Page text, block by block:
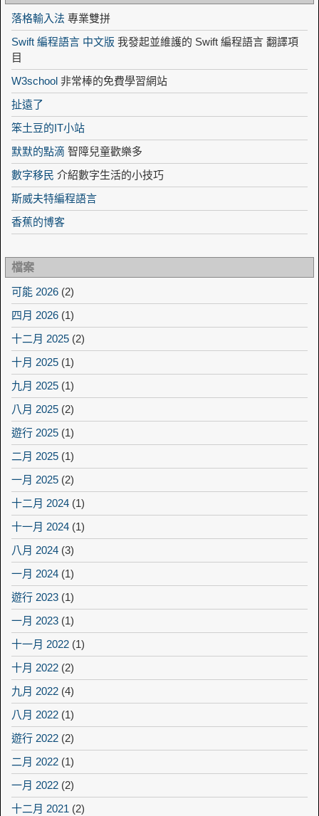
落格輸入法 專業雙拼
Swift 編程語言 中文版 我發起並維護的 Swift 編程語言 翻譯項
目
W3school 非常棒的免費學習網站
扯遠了
笨土豆的IT小站
默默的點滴 智障兒童歡樂多
數字移民 介紹數字生活的小技巧
斯威夫特編程語言
香蕉的博客
檔案
可能 2026 (2)
四月 2026 (1)
十二月 2025 (2)
十月 2025 (1)
九月 2025 (1)
八月 2025 (2)
遊行 2025 (1)
二月 2025 (1)
一月 2025 (2)
十二月 2024 (1)
十一月 2024 (1)
八月 2024 (3)
一月 2024 (1)
遊行 2023 (1)
一月 2023 (1)
十一月 2022 (1)
十月 2022 (2)
九月 2022 (4)
八月 2022 (1)
遊行 2022 (2)
二月 2022 (1)
一月 2022 (2)
十二月 2021 (2)